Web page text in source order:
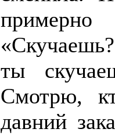
ты
Смотрю,
давний